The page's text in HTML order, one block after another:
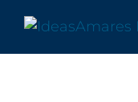
contenido